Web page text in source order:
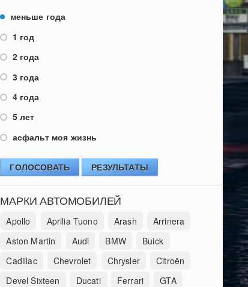
меньше года
1 год
2 года
3 года
4 года
5 лет
асфальт моя жизнь
ГОЛОСОВАТЬ РЕЗУЛЬТАТЫ
МАРКИ АВТОМОБИЛЕЙ
Apollo Aprilia Tuono Arash
Arrinera
Aston Martin
Audi BMW
Buick
Cadillac
Chevrolet Chrysler
Citroën
Devel Sixteen
Ducati Ferrari
GTA